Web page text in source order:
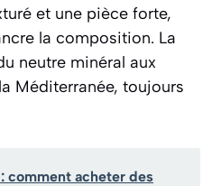
et une pièce forte,
la composition. La
neutre minéral aux
Méditerranée, toujours
comment acheter des